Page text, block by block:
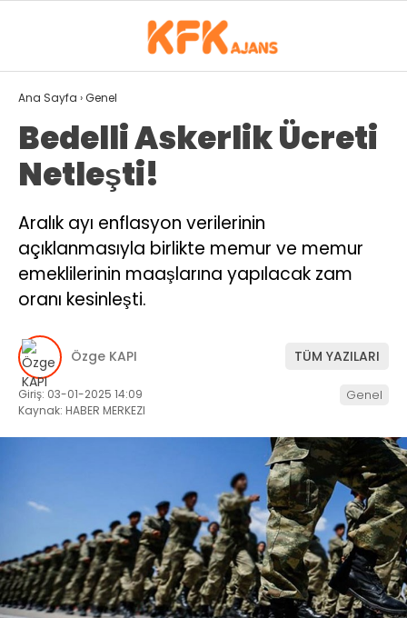
WhatsApp İhbar
Hattı
Facebook
20.6
GALERİ VİDEO YAZARLAR
GÜNDEM
SPOR
EKONOMI
SIYASET
MAGAZIN
DÜNYA
EĞITIM
KÜNYE
İLETIŞIM
Ana Sayfa ›Genel
Bedelli Askerlik Ücreti
Netleşti!
Aralık ayı enflasyon verilerinin
açıklanmasıyla birlikte memur ve memur
emeklilerinin maaşlarına yapılacak zam
oranı kesinleşti.
Özge KAPI TÜM YAZILARI
Giriş: 03-01-2025 14:09
Kaynak: HABER MERKEZI
Genel